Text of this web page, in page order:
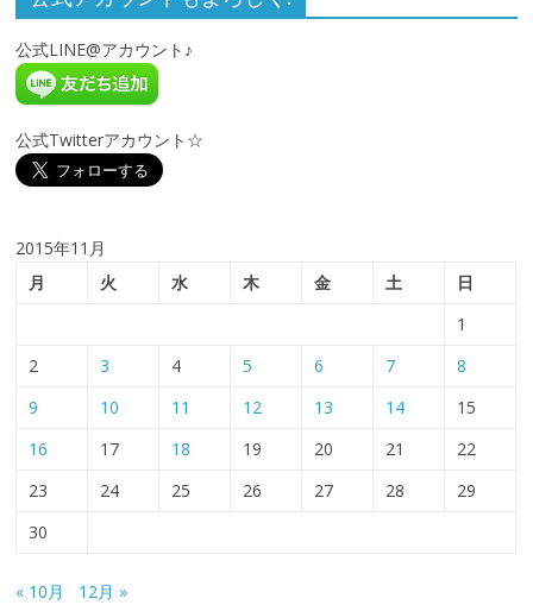
公式LINE@アカウント♪
公式Twitterアカウント☆
2015年11月
月
火 水 木 金 土
日
1
2
3 4 5 6 7
8
9
10 11 12 13 14
15
16
17 18 19 20 21
22
23
24 25 26 27 28
29
30
« 10月 12月 »